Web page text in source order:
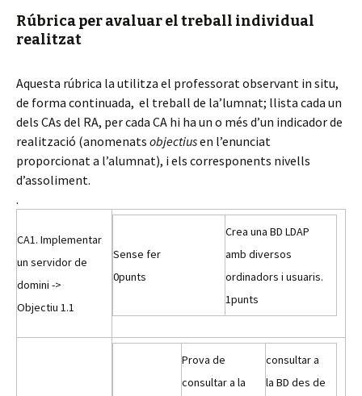
Rúbrica per avaluar el treball individual
realitzat
Aquesta rúbrica la utilitza el professorat observant in situ,
de forma continuada, el treball de la’lumnat; llista cada un
dels CAs del RA, per cada CA hi ha un o més d’un indicador de
realització (anomenats objectiusen l’enunciat
proporcionat a l’alumnat), i els corresponents nivells
d’assoliment.
.
CA1. Implementar
un servidor de
domini ->
Objectiu 1.1
Sense fer
0punts
Crea una BD LDAP
amb diversos
ordinadors i usuaris.
1punts
Prova de
consultar a la
consultar a
la BD des de